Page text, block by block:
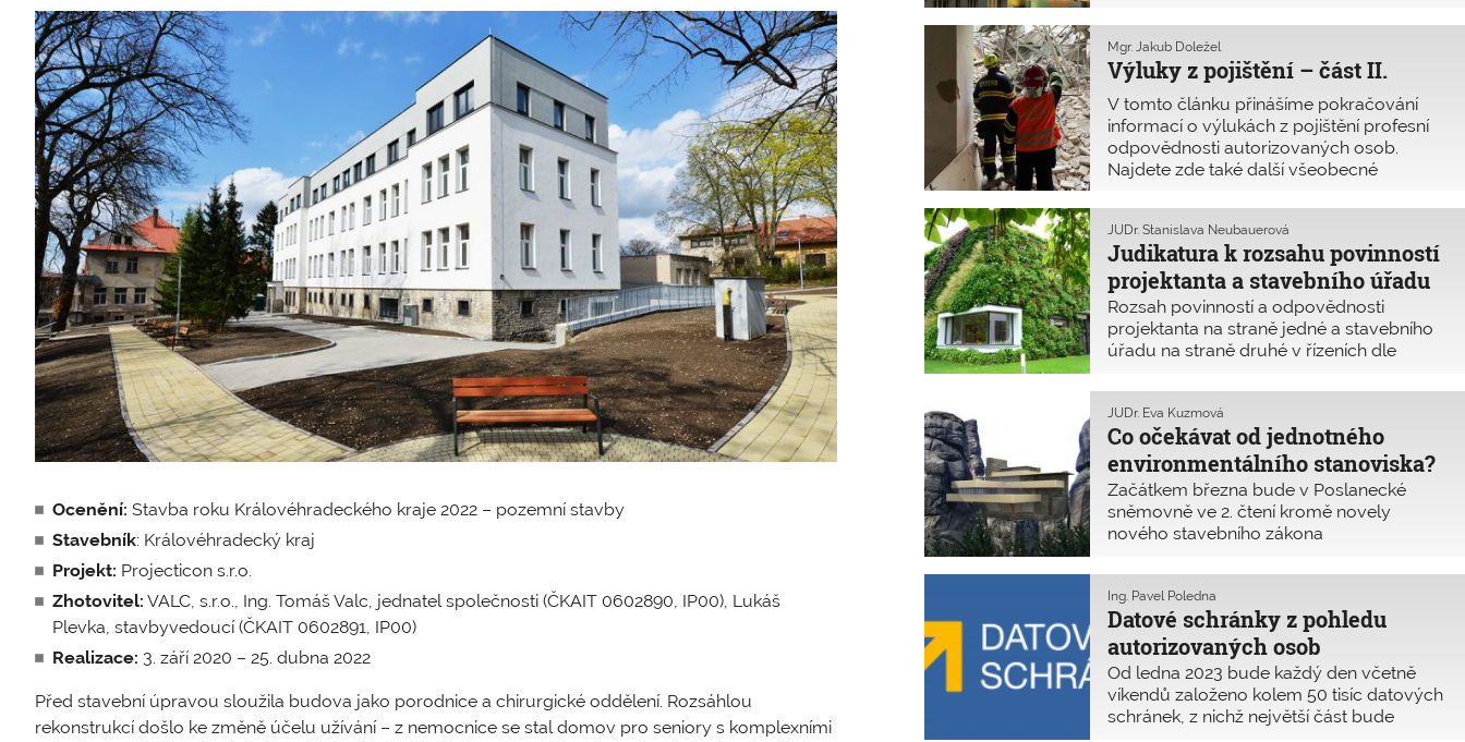
Ocenění: Stavba roku Královéhradeckého kraje 2022 – pozemní stavby
Stavebník: Královéhradecký kraj
Projekt: Projecticon s.r.o.
Zhotovitel: VALC, s.r.o., Ing. Tomáš Valc, jednatel společnosti (ČKAIT 0602890, IP00), Lukáš
Plevka, stavbyvedoucí (ČKAIT 0602891, IP00)
Realizace: 3. září 2020 – 25. dubna 2022
Před stavební úpravou sloužila budova jako porodnice a chirurgické oddělení. Rozsáhlou
rekonstrukcí došlo ke změně účelu užívání – z nemocnice se stal domov pro seniory s komplexními
celého domu. Musí se počítat
i s regionálními specifiky a odlišnostmi.
Výluky z pojištění – část II.
Mgr. Jakub Doležel
V tomto článku přinášíme pokračování
informací o výlukách z pojištění profesní
odpovědnosti autorizovaných osob.
Najdete zde také další všeobecné
v rámci odborné činnosti ve výstavbě.
Judikatura k rozsahu povinností
projektanta a stavebního úřadu
JUDr. Stanislava Neubauerová
Rozsah povinností a odpovědnosti
projektanta na straně jedné a stavebního
úřadu na straně druhé v řízeních dle
opakovaně předmětem diskuzí mezi
odbornou veřejností. Z rozsudků
Nejvyššího správního soudu opakovaně
vyplývá důraz na odpovědnost
stavebního úřadu za spolehlivé posouzení
rozhodované věci.
Co očekávat od jednotného
environmentálního stanoviska?
JUDr. Eva Kuzmová
Začátkem března bude v Poslanecké
sněmovně ve 2. čtení kromě novely
nového stavebního zákona
návrh zákona o jednotném
environmentálním stanovisku (
tisk č. 328 ) a zákona, kterým se mění
některé navazující zákony (
č. 329
).
Datové schránky z pohledu
autorizovaných osob
Ing. Pavel Poledna
Od ledna 2023 bude každý den včetně
víkendů založeno kolem 50 tisíc datových
schránek, z nichž největší část bude